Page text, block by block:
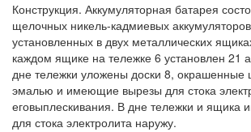
Конструкция. Аккумуляторная батарея
щелочных никель-кадмиевых
установленных в двух металлических
каждом ящике на тележке 6 установлен 21
дне тележки уложены доски 8, окрашенные
эмалью и имеющие вырезы для стока
еговыплескивания. В дне тележки и ящика
для стока электролита наружу.